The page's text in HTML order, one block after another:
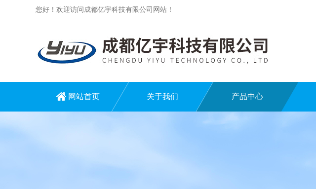
您好！欢迎访问成都亿宇科技有限公司网站！
网站首页 关于我们 产品中心